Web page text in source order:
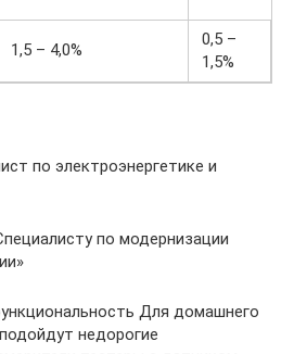
1,5 – 4,0%
0,5 –
1,5%
по электроэнергетике и
по модернизации
Для домашнего
недорогие